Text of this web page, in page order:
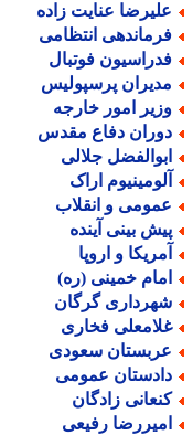
عنایت زاده
انتظامی
فوتبال
پرسپولیس
امور خارجه
دفاع مقدس
جلالی
اراک
و انقلاب
بینی آینده
و اروپا
خمینی (ره)
گرگان
فخاری
سعودی
عمومی
زادگان
رفیعی